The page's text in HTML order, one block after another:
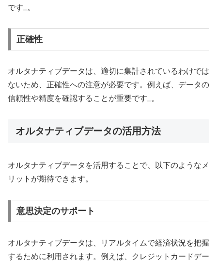
です
。
正確性
オルタナティブデータは、適切に集計されているわけでは
ないため、正確性への注意が必要です。例えば、データの
信頼性や精度を確認することが重要です
。
オルタナティブデータの活用方法
オルタナティブデータを活用することで、以下のようなメ
リットが期待できます。
意思決定のサポート
オルタナティブデータは、リアルタイムで経済状況を把握
するために利用されます。例えば、クレジットカードデー